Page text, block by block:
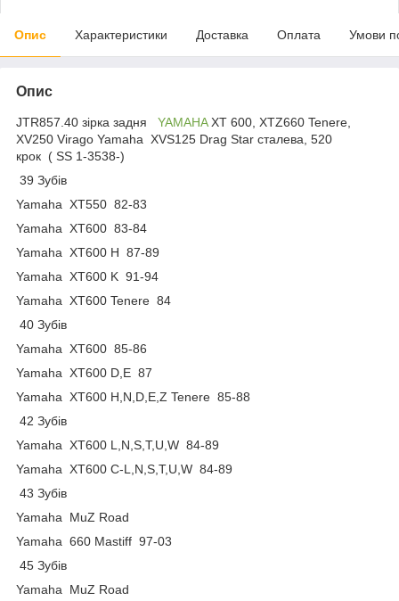
Опис Характеристики Доставка Оплата Умови
Опис
JTR857.40 зірка задня YAMAHAXT 600, XTZ660 Tenere,
XV250 Virago Yamaha XVS125 Drag Star сталева, 520
крок ( SS 1-3538-)
39 Зубів
Yamaha XT550 82-83
Yamaha XT600 83-84
Yamaha XT600 H 87-89
Yamaha XT600 K 91-94
Yamaha XT600 Tenere 84
40 Зубів
Yamaha XT600 85-86
Yamaha XT600 D,E 87
Yamaha XT600 H,N,D,E,Z Tenere 85-88
42 Зубів
Yamaha XT600 L,N,S,T,U,W 84-89
Yamaha XT600 C-L,N,S,T,U,W 84-89
43 Зубів
Yamaha MuZ Road
Yamaha 660 Mastiff 97-03
45 Зубів
Yamaha MuZ Road